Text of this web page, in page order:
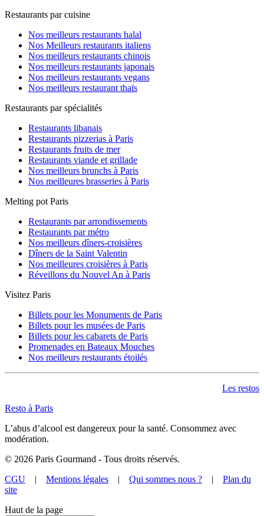
Restaurants par cuisine
Nos meilleurs restaurants halal
Nos Meilleurs restaurants italiens
Nos meilleurs restaurants chinois
Nos meilleurs restaurants japonais
Nos meilleurs restaurants vegans
Nos meilleurs restaurant thaïs
Restaurants par spécialités
Restaurants libanais
Restaurants pizzerias à Paris
Restaurants fruits de mer
Restaurants viande et grillade
Nos meilleurs brunchs à Paris
Nos meilleures brasseries à Paris
Melting pot Paris
Restaurants par arrondissements
Restaurants par métro
Nos meilleurs dîners-croisières
Dîners de la Saint Valentin
Nos meilleures croisières à Paris
Réveillons du Nouvel An à Paris
Visitez Paris
Billets pour les Monuments de Paris
Billets pour les musées de Paris
Billets pour les cabarets de Paris
Promenades en Bateaux Mouches
Nos meilleurs restaurants étoilés
Les restos
Resto à Paris
L’abus d’alcool est dangereux pour la santé. Consommez avec
modération.
© 2026 Paris Gourmand - Tous droits réservés.
CGU | Mentions légales | Qui sommes nous ? | Plan du
site
Haut de la page